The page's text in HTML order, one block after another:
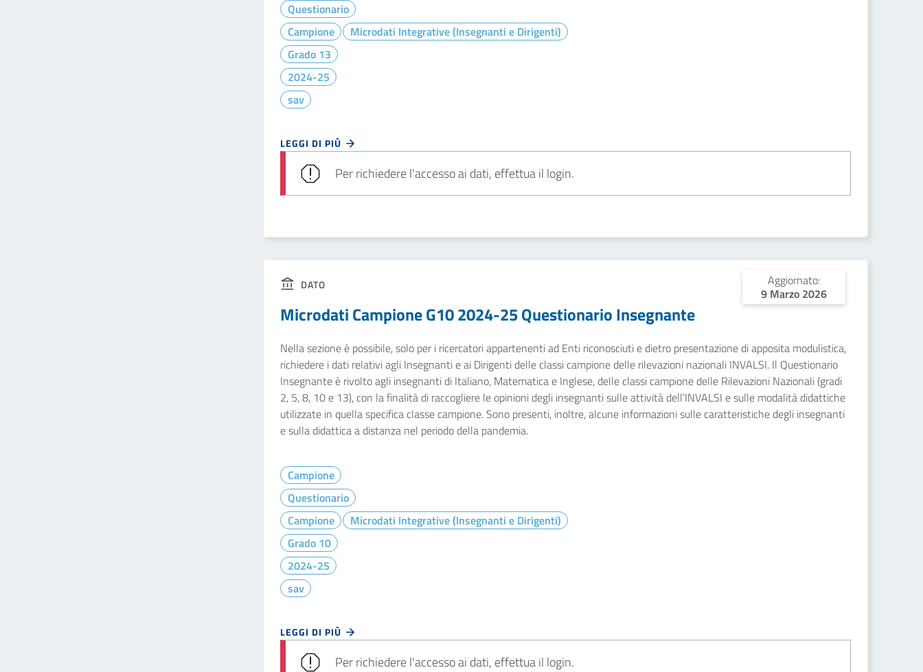
Questionario
Campione
Microdati Integrative (Insegnanti e Dirigenti)
Grado 13
2024-25
sav
LEGGI DI PIÙ
Per richiedere l'accesso ai dati, effettua il login.
DATO
Aggiornato:
9 Marzo 2026
Microdati Campione G10 2024-25 Questionario Insegnante
Nella sezione è possibile, solo per i ricercatori appartenenti ad Enti riconosciuti e dietro presentazione di apposita modulistica,
richiedere i dati relativi agli Insegnanti e ai Dirigenti delle classi campione delle rilevazioni nazionali INVALSI. Il Questionario
Insegnante è rivolto agli insegnanti di Italiano, Matematica e Inglese, delle classi campione delle Rilevazioni Nazionali (gradi
2, 5, 8, 10 e 13), con la finalità di raccogliere le opinioni degli insegnanti sulle attività dell’INVALSI e sulle modalità didattiche
utilizzate in quella specifica classe campione. Sono presenti, inoltre, alcune informazioni sulle caratteristiche degli insegnanti
e sulla didattica a distanza nel periodo della pandemia.
Campione
Questionario
Campione
Microdati Integrative (Insegnanti e Dirigenti)
Grado 10
2024-25
sav
LEGGI DI PIÙ
Per richiedere l'accesso ai dati, effettua il login.